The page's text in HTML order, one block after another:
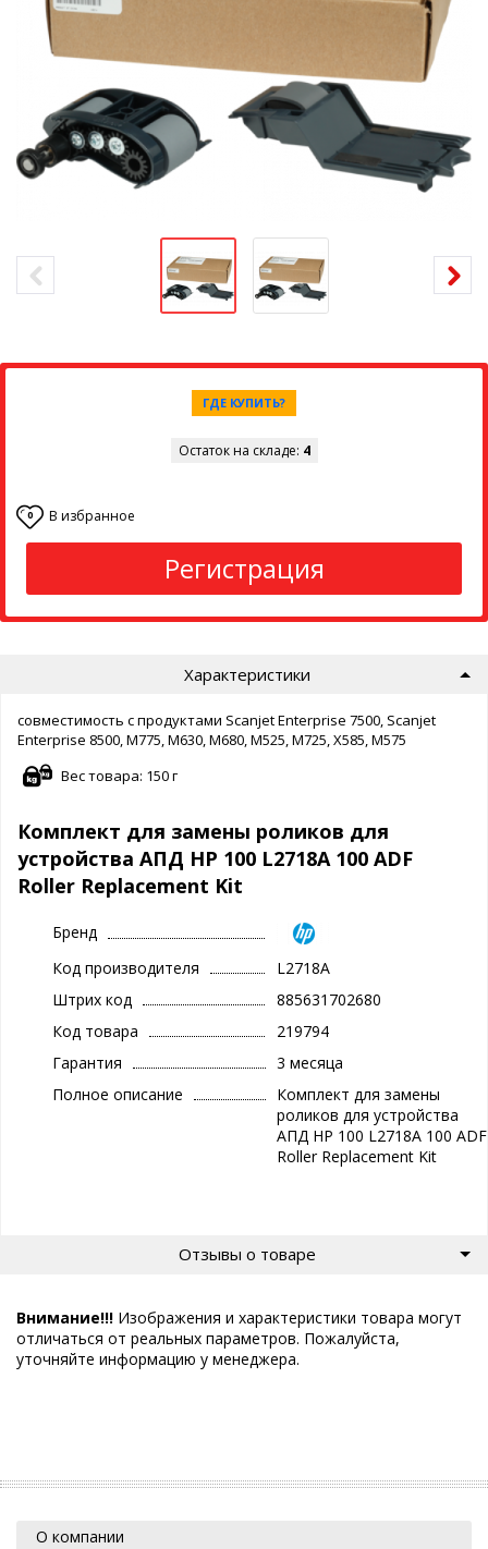
ГДЕ КУПИТЬ?
Остаток на складе: 4
0 В избранное
Регистрация
Характеристики
совместимость с продуктами Scanjet Enterprise 7500, Scanjet
Enterprise 8500, M775, M630, M680, M525, M725, X585, M575
Вес товара: 150 г
Комплект для замены роликов для
устройства АПД HP 100 L2718A 100 ADF
Roller Replacement Kit
Бренд
Код производителя
L2718A
Штрих код
885631702680
Код товара
219794
Гарантия
3 месяца
Полное описание
Комплект для замены
роликов для устройства
АПД HP 100 L2718A 100 ADF
Roller Replacement Kit
Отзывы о товаре
Внимание!!! Изображения и характеристики товара могут
отличаться от реальных параметров. Пожалуйста,
уточняйте информацию у менеджера.
О компании